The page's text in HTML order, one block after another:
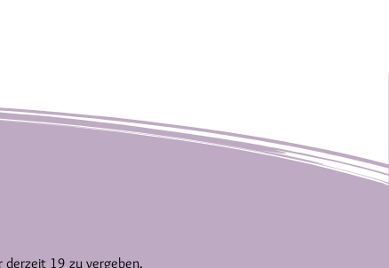
derzeit 19 zu vergeben.